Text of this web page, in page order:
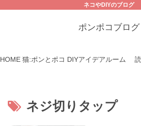
ネコやDIYのブログ
ポンポコブログ
HOME 猫:ポンとポコ DIYアイデアルーム
ネジ切りタップ